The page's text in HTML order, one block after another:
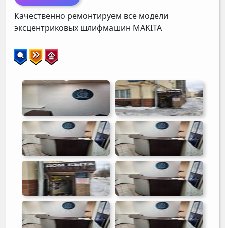
Качественно ремонтируем все модели
эксцентриковых шлифмашин MAKITA